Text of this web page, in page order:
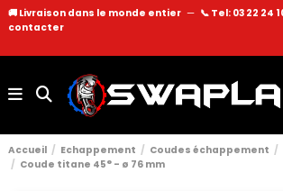
🚚 Livraison dans le monde entier — 📞 Tel: 03 22 24
contacter
Accueil Echappement Coudes échappement
Coude titane 45° - ø 76 mm